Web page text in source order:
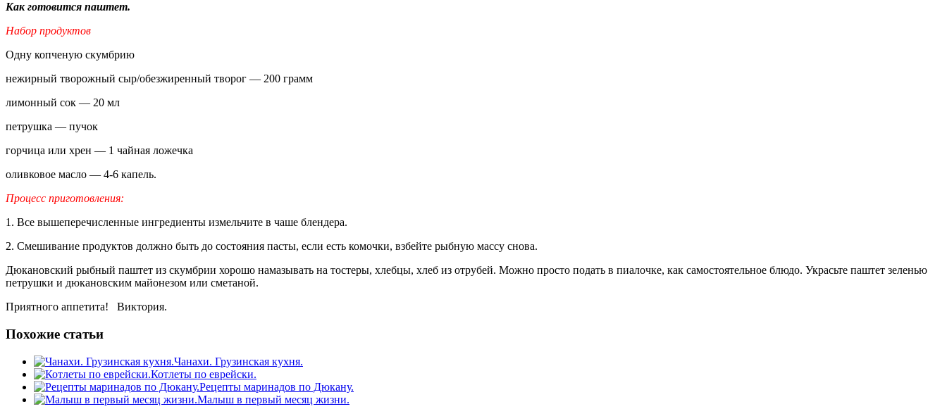
Как готовится паштет.
Набор продуктов
Одну копченую скумбрию
нежирный творожный сыр/обезжиренный творог — 200 грамм
лимонный сок — 20 мл
петрушка — пучок
горчица или хрен — 1 чайная ложечка
оливковое масло — 4-6 капель.
Процесс приготовления:
1. Все вышеперечисленные ингредиенты измельчите в чаше блендера.
2. Смешивание продуктов должно быть до состояния пасты, если есть комочки, взбейте рыбную массу снова.
Дюкановский рыбный паштет из скумбрии хорошо намазывать на тостеры, хлебцы, хлеб из отрубей. Можно просто подать в пиалочке, как самостоятельное блюдо. Украсьте паштет зеленью
петрушки и дюкановским майонезом или сметаной.
Приятного аппетита! Виктория.
Похожие статьи
Чанахи. Грузинская кухня.
Котлеты по еврейски.
Рецепты маринадов по Дюкану.
Малыш в первый месяц жизни.